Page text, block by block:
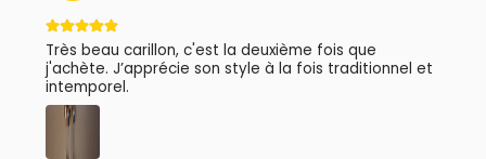
Très beau carillon, c'est la deuxième fois que
j'achète. J’apprécie son style à la fois traditionnel et
intemporel.